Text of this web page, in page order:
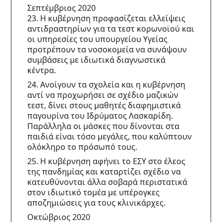
Σεπτέμβριος 2020
23. Η κυβέρνηση προφασίζεται ελλείψεις
αντιδραστηρίων για τα τεστ κορωνοϊού και
οι υπηρεσίες του υπουργείου Υγείας
προτρέπουν τα νοσοκομεία να συνάψουν
συμβάσεις με ιδιωτικά διαγνωστικά
κέντρα.
24. Ανοίγουν τα σχολεία και η κυβέρνηση
αντί να προχωρήσει σε σχέδιο μαζικών
τεστ, δίνει στους μαθητές διαφημιστικά
παγουρίνα του Ιδρύματος Λασκαρίδη.
Παράλληλα οι μάσκες που δίνονται στα
παιδιά είναι τόσο μεγάλες, που καλύπτουν
ολόκληρο το πρόσωπό τους.
25. Η κυβέρνηση αφήνει το ΕΣΥ στο έλεος
της πανδημίας και καταρτίζει σχέδιο να
κατευθύνονται άλλα σοβαρά περιστατικά
στον ιδιωτικό τομέα με υπέρογκες
αποζημιώσεις για τους κλινικάρχες.
Οκτώβριος 2020